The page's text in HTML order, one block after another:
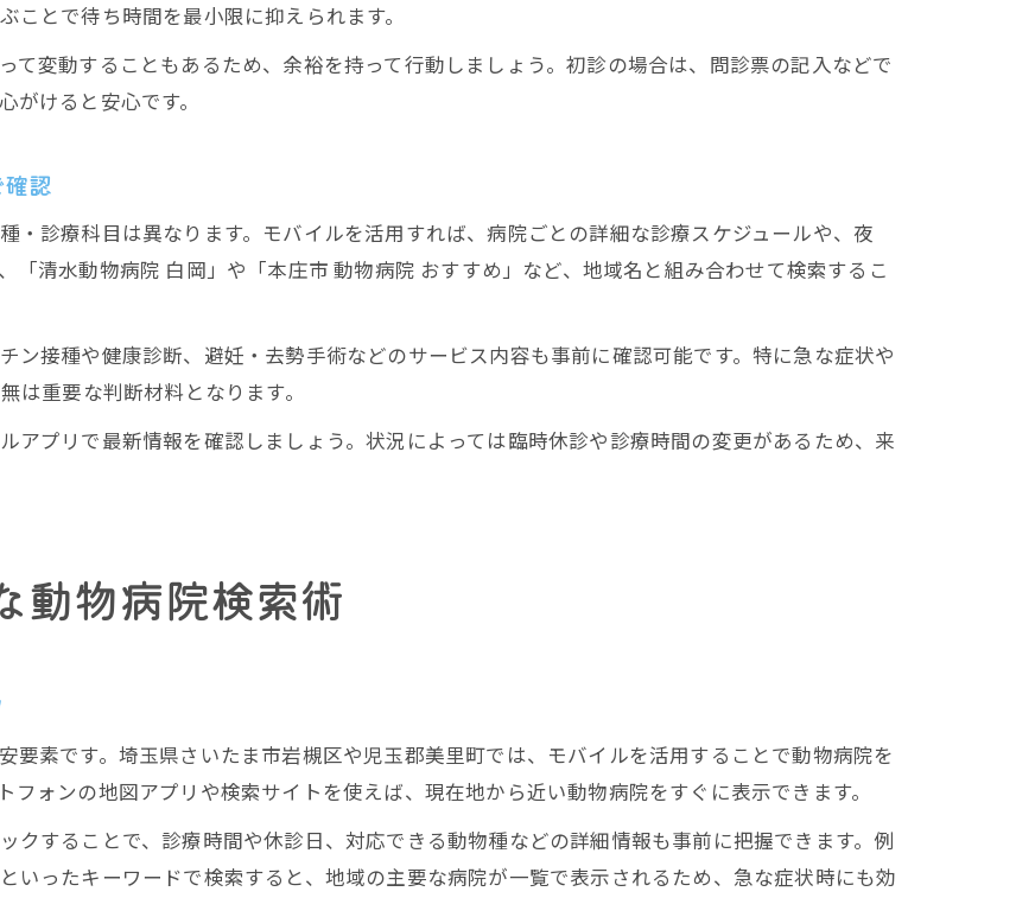
とで待ち時間を最小限に抑えられます。
て変動することもあるため、余裕を持って行動しましょう。初診の場合は、問診票の記入などで
けると安心です。
認
・診療科目は異なります。モバイルを活用すれば、病院ごとの詳細な診療スケジュールや、夜
「清水動物病院 白岡」や「本庄市 動物病院 おすすめ」など、地域名と組み合わせて検索するこ
ン接種や健康診断、避妊・去勢手術などのサービス内容も事前に確認可能です。特に急な症状や
は重要な判断材料となります。
アプリで最新情報を確認しましょう。状況によっては臨時休診や診療時間の変更があるため、来
動物病院検索術
要素です。埼玉県さいたま市岩槻区や児玉郡美里町では、モバイルを活用することで動物病院を
ォンの地図アプリや検索サイトを使えば、現在地から近い動物病院をすぐに表示できます。
クすることで、診療時間や休診日、対応できる動物種などの詳細情報も事前に把握できます。例
ったキーワードで検索すると、地域の主要な病院が一覧で表示されるため、急な症状時にも効